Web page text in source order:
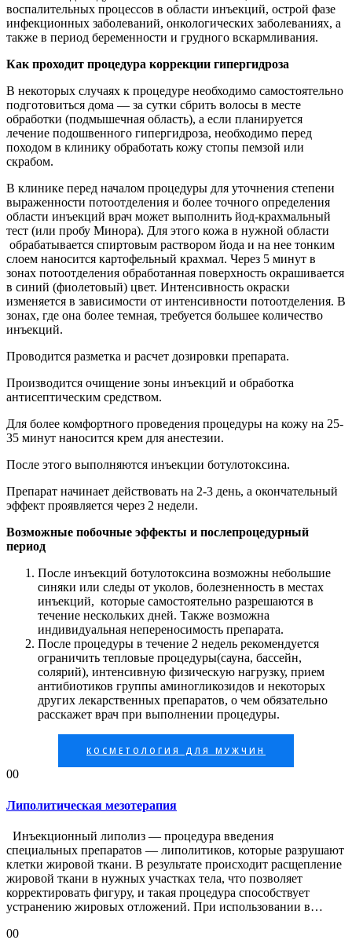
воспалительных процессов в области инъекций, острой фазе
инфекционных заболеваний, онкологических заболеваниях, а
также в период беременности и грудного вскармливания.
Как проходит процедура коррекции гипергидроза
В некоторых случаях к процедуре необходимо самостоятельно
подготовиться дома — за сутки сбрить волосы в месте
обработки (подмышечная область), а если планируется
лечение подошвенного гипергидроза, необходимо перед
походом в клинику обработать кожу стопы пемзой или
скрабом.
В клинике перед началом процедуры для уточнения степени
выраженности потоотделения и более точного определения
области инъекций врач может выполнить йод-крахмальный
тест (или пробу Минора). Для этого кожа в нужной области
обрабатывается спиртовым раствором йода и на нее тонким
слоем наносится картофельный крахмал. Через 5 минут в
зонах потоотделения обработанная поверхность окрашивается
в синий (фиолетовый) цвет. Интенсивность окраски
изменяется в зависимости от интенсивности потоотделения. В
зонах, где она более темная, требуется большее количество
инъекций.
Проводится разметка и расчет дозировки препарата.
Производится очищение зоны инъекций и обработка
антисептическим средством.
Для более комфортного проведения процедуры на кожу на 25-
35 минут наносится крем для анестезии.
После этого выполняются инъекции ботулотоксина.
Препарат начинает действовать на 2-3 день, а окончательный
эффект проявляется через 2 недели.
Возможные побочные эффекты и послепроцедурный
период
После инъекций ботулотоксина возможны небольшие
синяки или следы от уколов, болезненность в местах
инъекций, которые самостоятельно разрешаются в
течение нескольких дней. Также возможна
индивидуальная непереносимость препарата.
После процедуры в течение 2 недель рекомендуется
ограничить тепловые процедуры(сауна, бассейн,
солярий), интенсивную физическую нагрузку, прием
антибиотиков группы аминогликозидов и некоторых
других лекарственных препаратов, о чем обязательно
расскажет врач при выполнении процедуры.
КОСМЕТОЛОГИЯ ДЛЯ МУЖЧИН
00
Липолитическая мезотерапия
Инъекционный липолиз — процедура введения
специальных препаратов — липолитиков, которые разрушают
клетки жировой ткани. В результате происходит расщепление
жировой ткани в нужных участках тела, что позволяет
корректировать фигуру, и такая процедура способствует
устранению жировых отложений. При использовании в…
00